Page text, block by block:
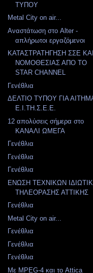
ΤΥΠΟΥ
Metal City on air...
Αναστάτωση στο Alter -
απλήρωτοι εργαζόμενοι
ΚΑΤΑΣΤΡΑΤΗΓΗΣΗ ΣΣΕ ΚΑΙ
ΝΟΜΟΘΕΣΙΑΣ ΑΠΟ ΤΟ
STAR CHANNEL
Γενέθλια
ΔΕΛΤΙΟ ΤΥΠΟΥ ΓΙΑ
Ε.Ι.ΤΗ.Σ.Ε.Ε.
12 απολύσεις σήμερα στο
ΚΑΝΑΛΙ ΩΜΕΓΑ
Γενέθλια
Γενέθλια
Γενέθλια
ΕΝΩΣΗ ΤΕΧΝΙΚΩΝ
ΤΗΛΕΟΡΑΣΗΣ ΑΤΤΙΚΗΣ
Γενέθλια
Metal City on air...
Γενέθλια
Γενέθλια
Γενέθλια
Με MPEG-4 και το Attica